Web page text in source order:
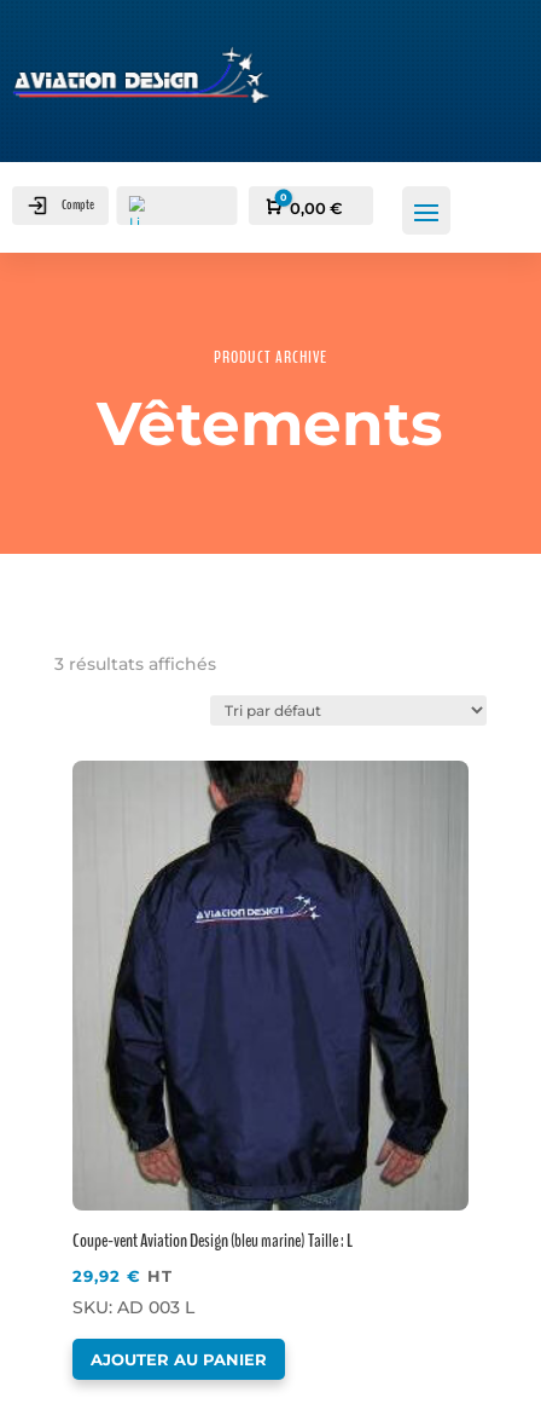
Compte
Favoris
Panier
0
0,00€
PRODUCT ARCHIVE
Vêtements
3 résultats affichés
Coupe-vent Aviation Design (bleu marine) Taille : L
29,92 € HT
SKU: AD 003 L
AJOUTER AU PANIER